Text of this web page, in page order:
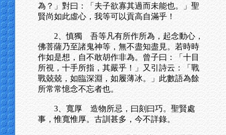
為？」對曰：「夫子欲寡其過而未能也。」聖
賢尚如此虛心，我等可以貢高自滿乎！
2、慎獨 吾等凡有所作所為，起念動心，
佛菩薩乃至諸鬼神等，無不盡知盡見。若時時
作如是想，自不敢胡作非為。曾子曰：「十目
所視，十手所指，其嚴乎！」又引詩云：「戰
戰兢兢，如臨深淵，如履薄冰。」此數語為餘
所常常憶念不忘者也。
3、寬厚 造物所忌，曰刻曰巧。聖賢處
事，惟寬惟厚。古訓甚多，今不詳錄。